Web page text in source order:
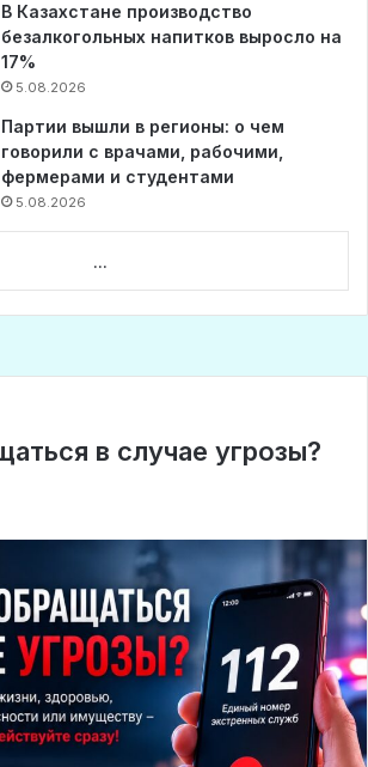
В Казахстане производство
безалкогольных напитков выросло на
17%
5.08.2026
Партии вышли в регионы: о чем
говорили с врачами, рабочими,
фермерами и студентами
5.08.2026
...